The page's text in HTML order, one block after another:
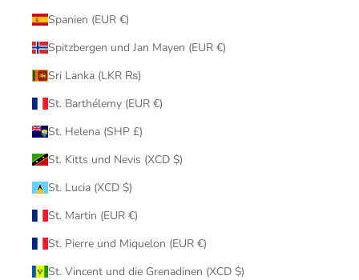
Spanien (EUR €)
Spitzbergen und Jan Mayen (EUR €)
Sri Lanka (LKR ₨)
St. Barthélemy (EUR €)
St. Helena (SHP £)
St. Kitts und Nevis (XCD $)
St. Lucia (XCD $)
St. Martin (EUR €)
St. Pierre und Miquelon (EUR €)
St. Vincent und die Grenadinen (XCD $)